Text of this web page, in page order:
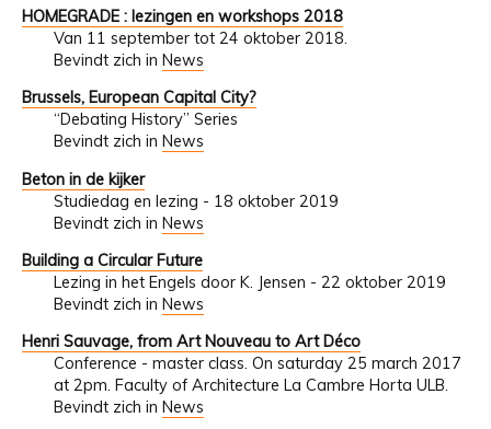
HOMEGRADE : lezingen en workshops 2018
Van 11 september tot 24 oktober 2018.
Bevindt zich in News
Brussels, European Capital City?
“Debating History” Series
Bevindt zich in News
Beton in de kijker
Studiedag en lezing - 18 oktober 2019
Bevindt zich in News
Building a Circular Future
Lezing in het Engels door K. Jensen - 22 oktober 2019
Bevindt zich in News
Henri Sauvage, from Art Nouveau to Art Déco
Conference - master class. On saturday 25 march 2017
at 2pm. Faculty of Architecture La Cambre Horta ULB.
Bevindt zich in News